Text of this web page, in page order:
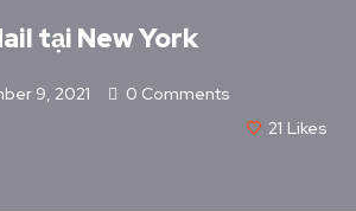
tại New York
9, 2021
0 Comments
21 Likes